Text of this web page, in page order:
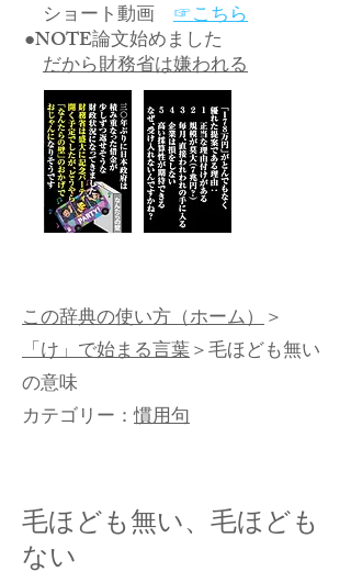
ショート動画 ☞こちら
●NOTE論文始めました
だから財務省は嫌われる
この辞典の使い方（ホーム）＞
「け」で始まる言葉＞毛ほども無い
の意味
カテゴリー：慣用句
毛ほども無い、毛ほども
ない